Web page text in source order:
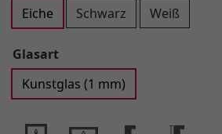
Eiche
Schwarz Weiß
Glasart
Kunstglas (1 mm)